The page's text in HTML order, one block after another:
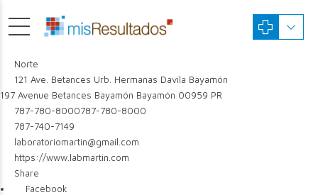
Norte
121 Ave. Betances Urb. Hermanas Davila Bayamón
197 Avenue Betances Bayamón Bayamón 00959 PR
787-780-8000787-780-8000
787-740-7149
laboratoriomartin@gmail.com
https://www.labmartin.com
Share
Facebook